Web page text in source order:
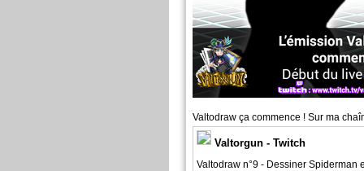
Valtodraw ça commence ! Sur ma
Valtorgun - Twitch
Valtodraw n°9 - Dessiner Spiderman